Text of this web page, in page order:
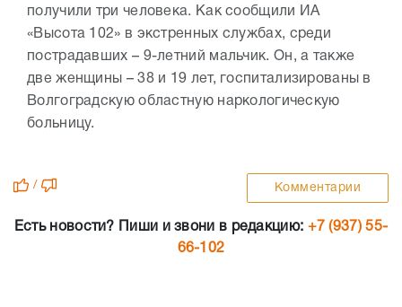
получили три человека. Как сообщили ИА
«Высота 102» в экстренных службах, среди
пострадавших – 9-летний мальчик. Он, а также
две женщины – 38 и 19 лет, госпитализированы в
Волгоградскую областную наркологическую
больницу.
/ Комментарии
Есть новости? Пиши и звони в редакцию: +7 (937) 55-
66-102